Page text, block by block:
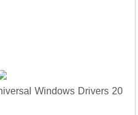
Windows Drivers 20